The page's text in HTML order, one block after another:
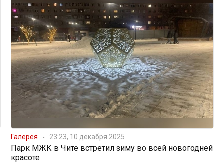
Галерея 23:23, 10 декабря 2025
Парк МЖК в Чите встретил зиму во всей новогодней
красоте